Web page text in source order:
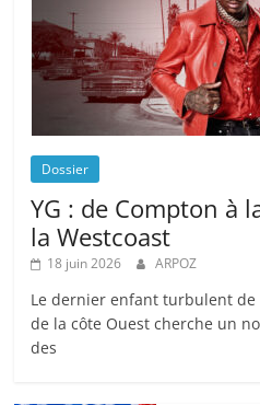
Dossier
YG : de Compton à
la Westcoast
18 juin 2026 ARPOZ
Le dernier enfant turbulent de
de la côte Ouest cherche un
des